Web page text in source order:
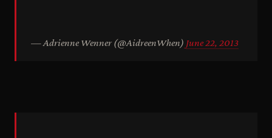
— Adrienne Wenner (@AidreenWhen) June 22, 2013